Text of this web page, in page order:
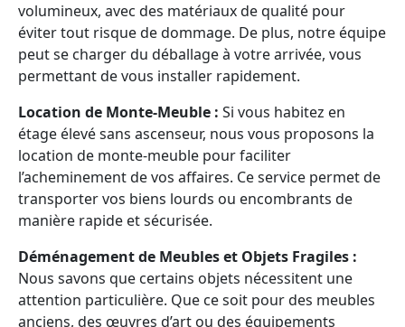
volumineux, avec des matériaux de qualité pour
éviter tout risque de dommage. De plus, notre équipe
peut se charger du déballage à votre arrivée, vous
permettant de vous installer rapidement.
Location de Monte-Meuble : Si vous habitez en
étage élevé sans ascenseur, nous vous proposons la
location de monte-meuble pour faciliter
l’acheminement de vos affaires. Ce service permet de
transporter vos biens lourds ou encombrants de
manière rapide et sécurisée.
Déménagement de Meubles et Objets Fragiles :
Nous savons que certains objets nécessitent une
attention particulière. Que ce soit pour des meubles
anciens, des œuvres d’art ou des équipements